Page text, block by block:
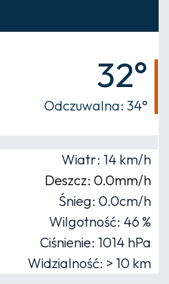
32°
Odczuwalna: 34°
Wiatr: 14 km/h
Deszcz: 0.0mm/h
Śnieg: 0.0cm/h
Wilgotność: 46 %
Ciśnienie: 1014 hPa
Widzialność: > 10 km